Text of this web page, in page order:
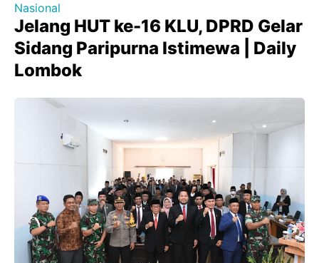
Nasional
Jelang HUT ke-16 KLU, DPRD Gelar
Sidang Paripurna Istimewa | Daily
Lombok